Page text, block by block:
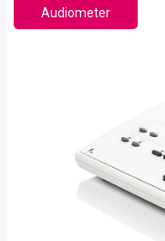
Audiometer